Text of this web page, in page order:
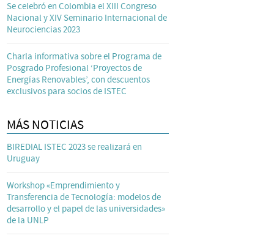
Se celebró en Colombia el XIII Congreso
Nacional y XIV Seminario Internacional de
Neurociencias 2023
Charla informativa sobre el Programa de
Posgrado Profesional ‘Proyectos de
Energías Renovables’, con descuentos
exclusivos para socios de ISTEC
MÁS NOTICIAS
BIREDIAL ISTEC 2023 se realizará en
Uruguay
Workshop «Emprendimiento y
Transferencia de Tecnología: modelos de
desarrollo y el papel de las universidades»
de la UNLP